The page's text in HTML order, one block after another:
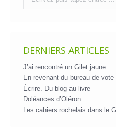
DERNIERS ARTICLES
J’ai rencontré un Gilet jaune
En revenant du bureau de vote
Écrire. Du blog au livre
Doléances d’Oléron
Les cahiers rochelais dans le